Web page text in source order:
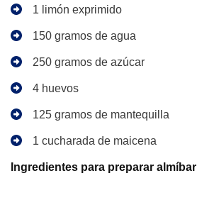
1 limón exprimido
150 gramos de agua
250 gramos de azúcar
4 huevos
125 gramos de mantequilla
1 cucharada de maicena
Ingredientes para preparar almíbar